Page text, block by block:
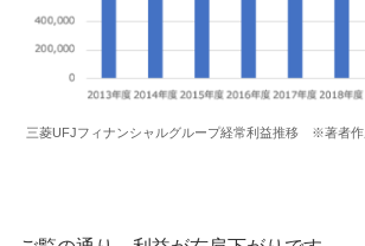
三菱UFJフィナンシャルグループ経常利益推移 ※著者